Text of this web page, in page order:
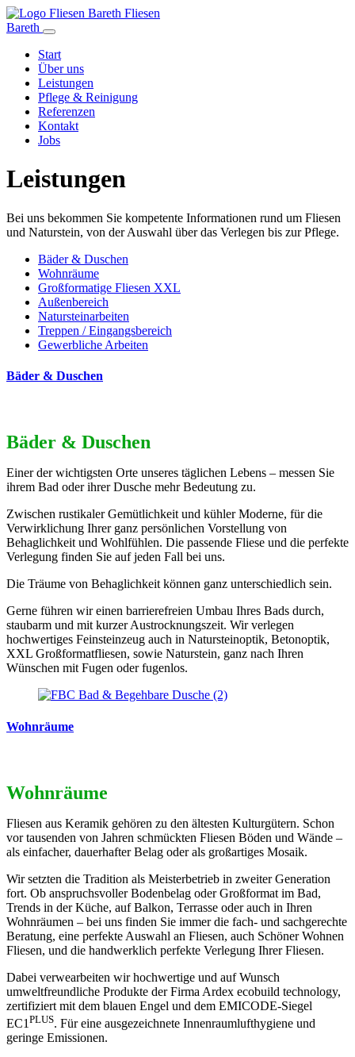
Fliesen
Bareth
Start
Über uns
Leistungen
Pflege & Reinigung
Referenzen
Kontakt
Jobs
Leistungen
Bei uns bekommen Sie kompetente Informationen rund um Fliesen
und Naturstein, von der Auswahl über das Verlegen bis zur Pflege.
Bäder & Duschen
Wohnräume
Großformatige Fliesen XXL
Außenbereich
Natursteinarbeiten
Treppen / Eingangsbereich
Gewerbliche Arbeiten
Bäder & Duschen
Bäder & Duschen
Einer der wichtigsten Orte unseres täglichen Lebens – messen Sie
ihrem Bad oder ihrer Dusche mehr Bedeutung zu.
Zwischen rustikaler Gemütlichkeit und kühler Moderne, für die
Verwirklichung Ihrer ganz persönlichen Vorstellung von
Behaglichkeit und Wohlfühlen. Die passende Fliese und die perfekte
Verlegung finden Sie auf jeden Fall bei uns.
Die Träume von Behaglichkeit können ganz unterschiedlich sein.
Gerne führen wir einen barrierefreien Umbau Ihres Bads durch,
staubarm und mit kurzer Austrocknungszeit. Wir verlegen
hochwertiges Feinsteinzeug auch in Natursteinoptik, Betonoptik,
XXL Großformatfliesen, sowie Naturstein, ganz nach Ihren
Wünschen mit Fugen oder fugenlos.
Wohnräume
Wohnräume
Fliesen aus Keramik gehören zu den ältesten Kulturgütern. Schon
vor tausenden von Jahren schmückten Fliesen Böden und Wände –
als einfacher, dauerhafter Belag oder als großartiges Mosaik.
Wir setzten die Tradition als Meisterbetrieb in zweiter Generation
fort. Ob anspruchsvoller Bodenbelag oder Großformat im Bad,
Trends in der Küche, auf Balkon, Terrasse oder auch in Ihren
Wohnräumen – bei uns finden Sie immer die fach- und sachgerechte
Beratung, eine perfekte Auswahl an Fliesen, auch Schöner Wohnen
Fliesen, und die handwerklich perfekte Verlegung Ihrer Fliesen.
Dabei verwearbeiten wir hochwertige und auf Wunsch
umweltfreundliche Produkte der Firma Ardex ecobuild technology,
zertifiziert mit dem blauen Engel und dem EMICODE-Siegel
EC1 PLUS. Für eine ausgezeichnete Innenraumlufthygiene und
geringe Emissionen.